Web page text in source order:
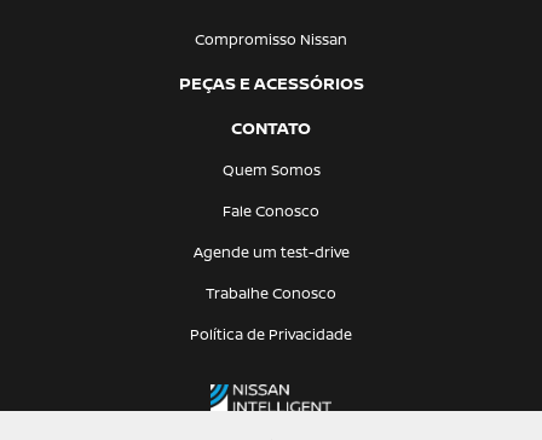
Compromisso Nissan
PEÇAS E ACESSÓRIOS
CONTATO
Quem Somos
Fale Conosco
Agende um test-drive
Trabalhe Conosco
Política de Privacidade